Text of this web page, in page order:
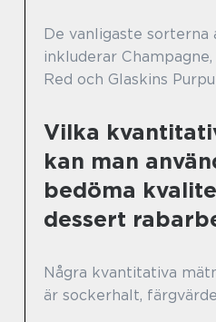
De vanligaste sorterna
inkluderar
Red och Glaskins
Vilka
kan man
bedöma
dessert
Några kvantitativa
är sockerhalt,